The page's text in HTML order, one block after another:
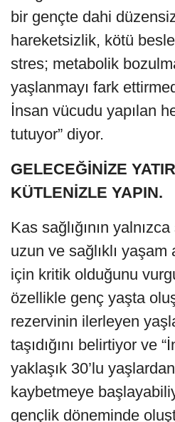
bir gençte dahi
hareketsizlik, kötü
stres; metabolik
yaşlanmayı fark
İnsan vücudu yapılan
tutuyor” diyor.
GELECEĞİNİZE
KÜTLENİZLE YAPIN.
Kas sağlığının
uzun ve sağlıklı yaşam
için kritik olduğunu
özellikle genç yaşta
rezervinin ilerleyen
taşıdığını belirtiyor ve
yaklaşık 30’lu
kaybetmeye
gençlik döneminde